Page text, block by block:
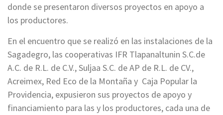
donde se presentaron diversos proyectos en apoyo a
los productores.
En el encuentro que se realizó en las instalaciones de la
Sagadegro, las cooperativas IFR Tlapanaltunin S.C.de
A.C. de R.L. de C.V., Suljaa S.C. de AP de R.L. de CV.,
Acreimex, Red Eco de la Montaña y Caja Popular la
Providencia, expusieron sus proyectos de apoyo y
financiamiento para las y los productores, cada una de